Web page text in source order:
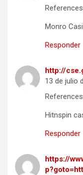
Monro
Responder
http://
13 de julio
Hitnspin
Responder
https://